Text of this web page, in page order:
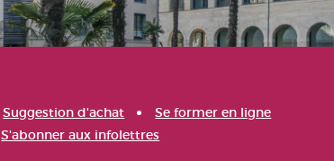
Suggestion d'achat
Se former en ligne
S'abonner aux infolettres